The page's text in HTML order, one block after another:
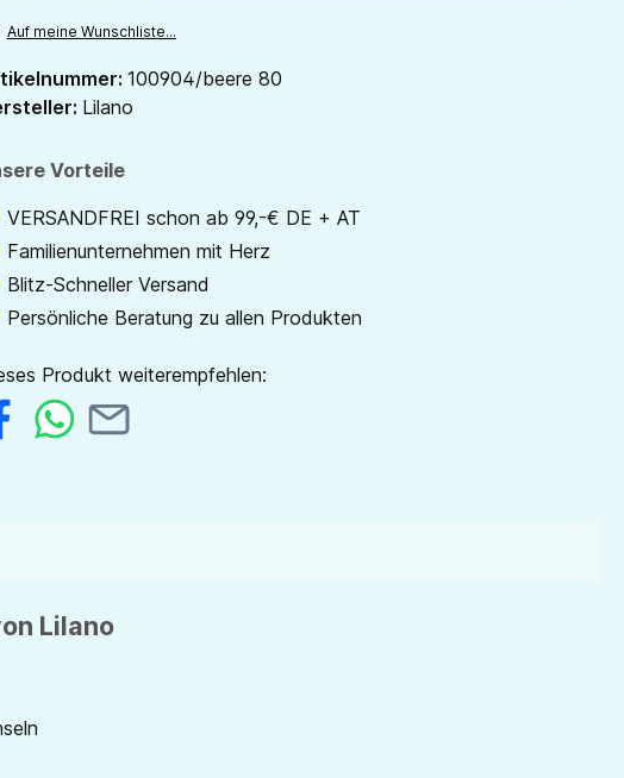
Auf meine Wunschliste...
100904/beere 80
Lilano
Vorteile
VERSANDFREI schon ab 99,-€ DE + AT
Familienunternehmen mit Herz
Blitz-Schneller Versand
Persönliche Beratung zu allen Produkten
Produkt weiterempfehlen:
Lilano